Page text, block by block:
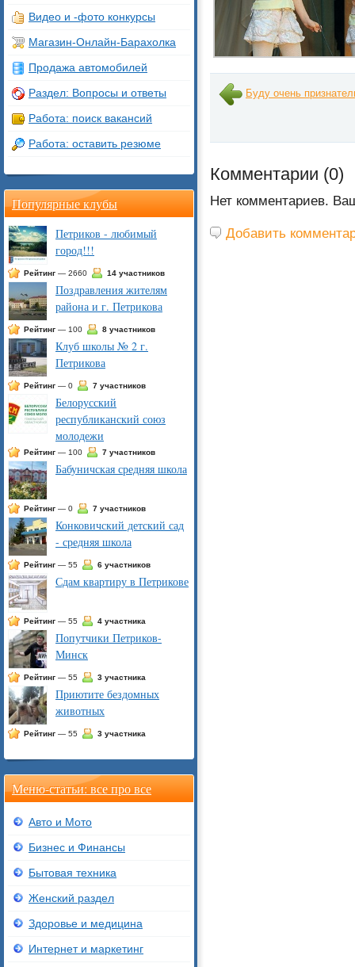
Буду очень
Комментарии (0)
Нет комментариев.
Добавить
Видео и -фото конкурсы
Магазин-Онлайн-Барахолка
Продажа автомобилей
Раздел: Вопросы и ответы
Работа: поиск вакансий
Работа: оставить резюме
Популярные клубы
Петриков - любимый
город!!!
Рейтинг — 2660 14 участников
Поздравления жителям
района и г. Петрикова
Рейтинг — 100 8 участников
Клуб школы № 2 г.
Петрикова
Рейтинг — 0 7 участников
Белорусский
республиканский союз
молодежи
Рейтинг — 100 7 участников
Бабуничская средняя школа
Рейтинг — 0 7 участников
Конковичский детский сад
- средняя школа
Рейтинг — 55 6 участников
Сдам квартиру в Петрикове
Рейтинг — 55 4 участника
Попутчики Петриков-
Минск
Рейтинг — 55 3 участника
Приютите бездомных
животных
Рейтинг — 55 3 участника
Меню-статьи: все про все
Авто и Мото
Бизнес и Финансы
Бытовая техника
Женский раздел
Здоровье и медицина
Интернет и маркетинг